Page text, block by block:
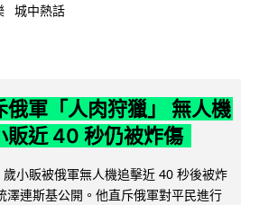
城中熱話
俄軍「人肉狩獵」 無人機
販近 40 秒仍被炸傷
小販被俄軍無人機追擊近 40 秒後被炸
澤連斯基公開。他直斥俄軍對平民進行